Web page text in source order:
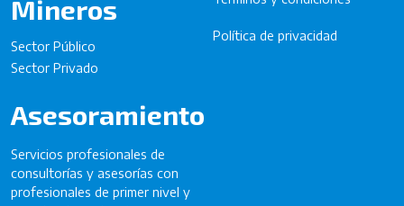
Mineros
Sector Público
Sector Privado
Asesoramiento
Servicios profesionales de
consultorías y asesorías con
profesionales de primer nivel y
Política de privacidad